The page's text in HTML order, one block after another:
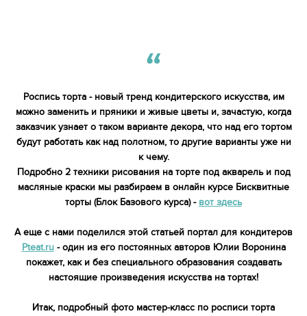
Роспись торта - новый тренд кондитерского искусства, им
можно заменить и пряники и живые цветы и, зачастую, когда
заказчик узнает о таком варианте декора, что над его тортом
будут работать как над полотном, то другие варианты уже ни
к чему.
Подробно 2 техники рисования на торте под акварель и под
масляные краски мы разбираем в онлайн курсе Бисквитные
торты (Блок Базового курса) - вот здесь
А еще с нами поделился этой статьей портал для кондитеров
Pteat.ru- один из его постоянных авторов Юлии Воронина
покажет, как и без специального образования создавать
настоящие произведения искусства на тортах!
Итак, подробный фото мастер-класс по росписи торта